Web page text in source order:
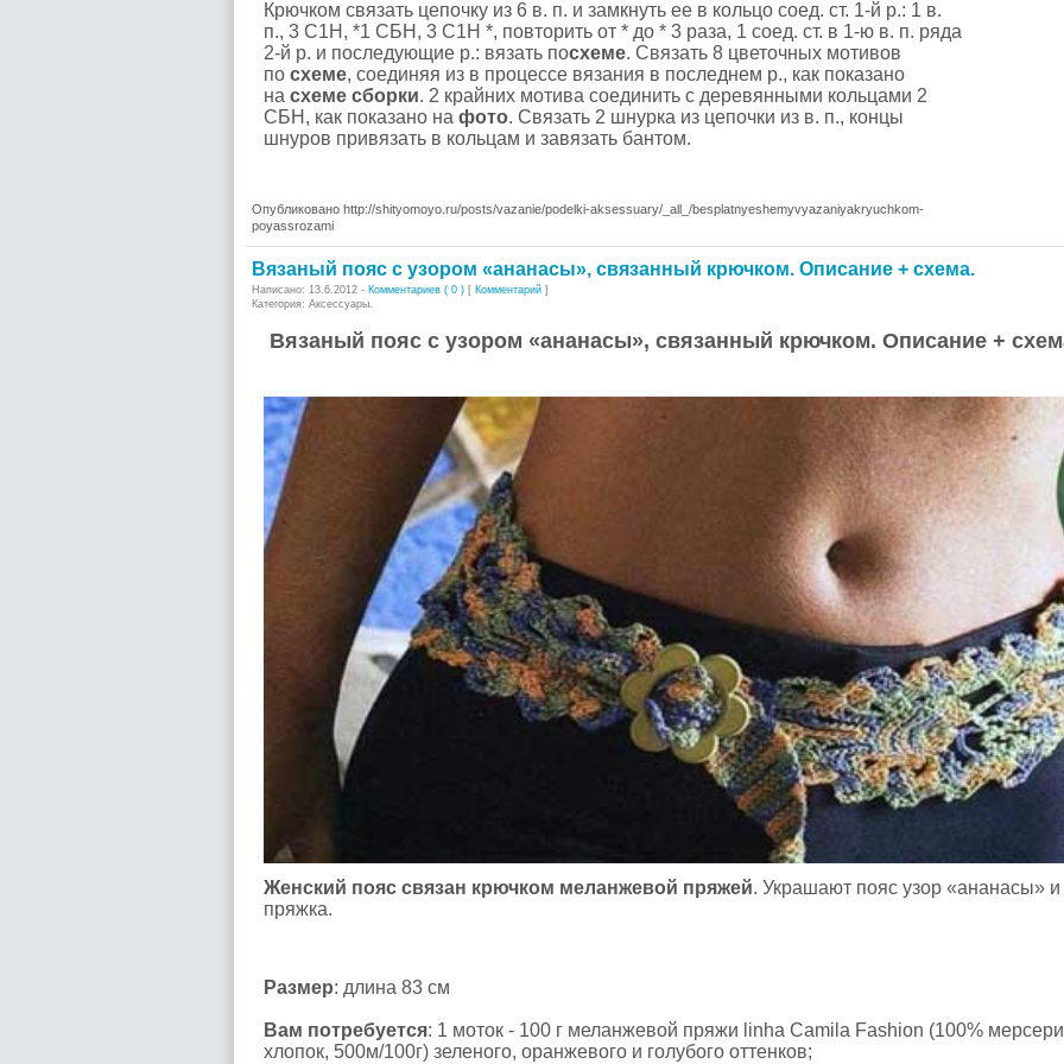
Крючком связать цепочку из 6 в. п. и замкнуть ее в кольцо соед. ст. 1-й р.: 1 в.
п., 3 С1Н, *1 СБН, 3 С1Н *, повторить от * до * 3 раза, 1 соед. ст. в 1-ю в. п. ряда
2-й р. и последующие р.: вязать посхеме. Связать 8 цветочных мотивов
по схеме, соединяя из в процессе вязания в последнем р., как показано
на схеме сборки. 2 крайних мотива соединить с деревянными кольцами 2
СБН, как показано на фото. Связать 2 шнурка из цепочки из в. п., концы
шнуров привязать в кольцам и завязать бантом.
Опубликовано http://shityomoyo.ru/posts/vazanie/podelki-aksessuary/_all_/besplatnyeshemyvyazaniyakryuchkom-
poyassrozami
Вязаный пояс с узором «ананасы», связанный крючком. Описание + схема.
Написано: 13.6.2012 - Комментариев ( 0 ) [ Комментарий ]
Категория: Аксессуары.
Вязаный пояс с узором «ананасы», связанный крючком. Описание +
Женский пояс связан крючком меланжевой пряжей. Украшают пояс узор «ананасы» и
пряжка.
Размер: длина 83 см
Вам потребуется: 1 моток - 100 г меланжевой пряжи linha Camila Fashion (100%
хлопок, 500м/100г) зеленого, оранжевого и голубого оттенков;